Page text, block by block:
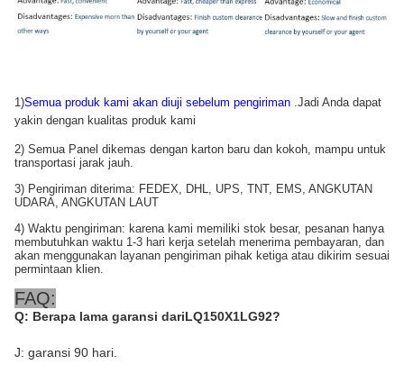
1)Semua produk kami akan diuji sebelum pengiriman .Jadi Anda dapat
yakin dengan kualitas produk kami
2) Semua Panel dikemas dengan karton baru dan kokoh, mampu untuk
transportasi jarak jauh.
3) Pengiriman diterima: FEDEX, DHL, UPS, TNT, EMS, ANGKUTAN
UDARA, ANGKUTAN LAUT
4) Waktu pengiriman: karena kami memiliki stok besar, pesanan hanya
membutuhkan waktu 1-3 hari kerja setelah menerima pembayaran, dan
akan menggunakan layanan pengiriman pihak ketiga atau dikirim sesuai
permintaan klien.
FAQ:
Q: Berapa lama garansi dariLQ150X1LG92?
J: garansi 90 hari.